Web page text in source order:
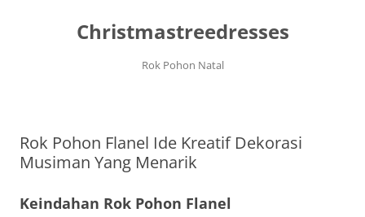
Christmastreedresses
Rok Pohon Natal
Rok Pohon Flanel Ide Kreatif Dekorasi
Musiman Yang Menarik
Keindahan Rok Pohon Flanel